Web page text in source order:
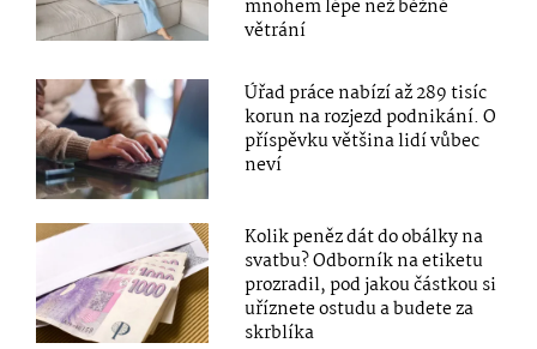
mnohem lépe než běžné
větrání
Úřad práce nabízí až 289 tisíc
korun na rozjezd podnikání. O
příspěvku většina lidí vůbec
neví
Kolik peněz dát do obálky na
svatbu? Odborník na etiketu
prozradil, pod jakou částkou si
uříznete ostudu a budete za
skrblíka